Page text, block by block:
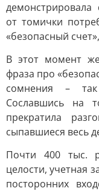
демонстрировала
от томички
«безопасный
В этот момент
фраза про
сомнения – так
Сославшись на
прекратила
сыпавшиеся весь
Почти 400 тыс.
целости, учетная
посторонних